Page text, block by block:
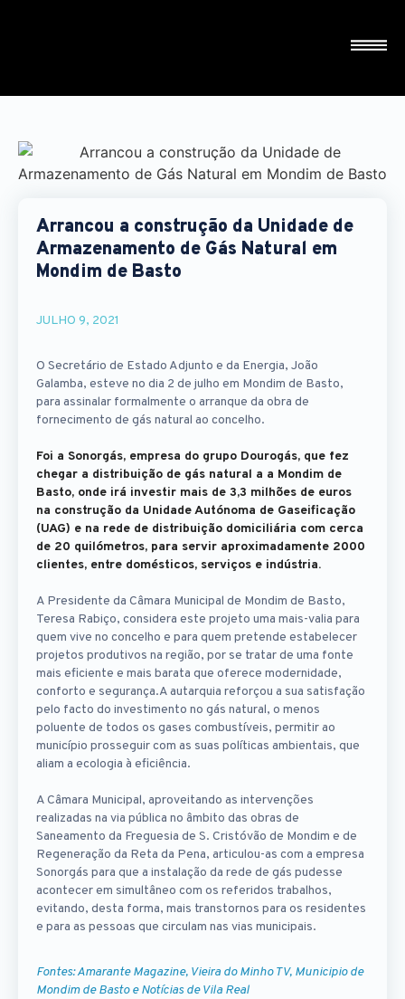
Arrancou a construção da Unidade de
Armazenamento de Gás Natural em
Mondim de Basto
JULHO 9, 2021
O Secretário de Estado Adjunto e da Energia, João
Galamba, esteve no dia 2 de julho em Mondim de Basto,
para assinalar formalmente o arranque da obra de
fornecimento de gás natural ao concelho.
Foi a Sonorgás, empresa do grupo Dourogás, que fez
chegar a distribuição de gás natural a a Mondim de
Basto, onde irá investir mais de 3,3 milhões de euros
na construção da Unidade Autónoma de Gaseificação
(UAG) e na rede de distribuição domiciliária com cerca
de 20 quilómetros, para servir aproximadamente 2000
clientes, entre domésticos, serviços e indústria.
A Presidente da Câmara Municipal de Mondim de Basto,
Teresa Rabiço, considera este projeto uma mais-valia para
quem vive no concelho e para quem pretende estabelecer
projetos produtivos na região, por se tratar de uma fonte
mais eficiente e mais barata que oferece modernidade,
conforto e segurança.A autarquia reforçou a sua satisfação
pelo facto do investimento no gás natural, o menos
poluente de todos os gases combustíveis, permitir ao
município prosseguir com as suas políticas ambientais, que
aliam a ecologia à eficiência.
A Câmara Municipal, aproveitando as intervenções
realizadas na via pública no âmbito das obras de
Saneamento da Freguesia de S. Cristóvão de Mondim e de
Regeneração da Reta da Pena, articulou-as com a empresa
Sonorgás para que a instalação da rede de gás pudesse
acontecer em simultâneo com os referidos trabalhos,
evitando, desta forma, mais transtornos para os residentes
e para as pessoas que circulam nas vias municipais.
Fontes: Amarante Magazine, Vieira do Minho TV, Municipio de
Mondim de Basto e Notícias de Vila Real